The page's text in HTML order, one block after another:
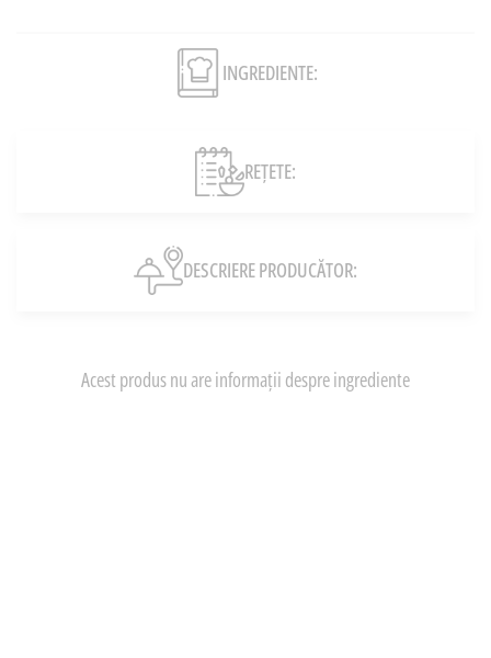
INGREDIENTE:
REȚETE:
DESCRIERE PRODUCĂTOR:
Acest produs nu are informații despre ingrediente